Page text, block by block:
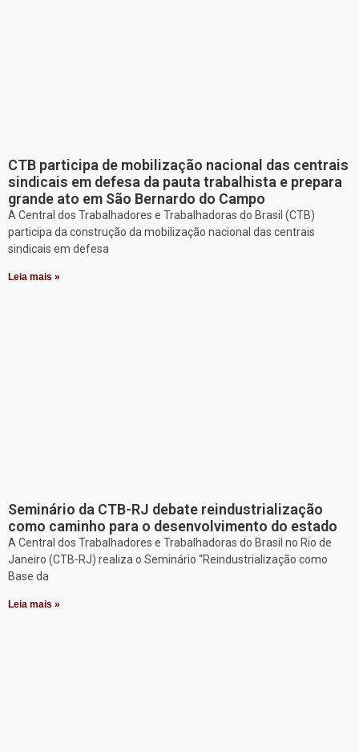
CTB participa de mobilização nacional das centrais
sindicais em defesa da pauta trabalhista e prepara
grande ato em São Bernardo do Campo
A Central dos Trabalhadores e Trabalhadoras do Brasil (CTB)
participa da construção da mobilização nacional das centrais
sindicais em defesa
Leia mais »
Seminário da CTB-RJ debate reindustrialização
como caminho para o desenvolvimento do estado
A Central dos Trabalhadores e Trabalhadoras do Brasil no Rio de
Janeiro (CTB-RJ) realiza o Seminário “Reindustrialização como
Base da
Leia mais »